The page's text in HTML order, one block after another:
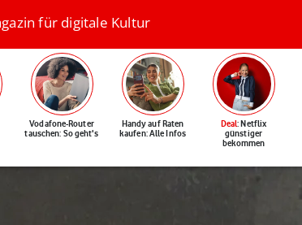
für digitale Kultur
Vodafone-Router
tauschen: So geht's
Handy auf Raten
kaufen: Alle Infos
Deal: Netflix
günstiger
bekommen